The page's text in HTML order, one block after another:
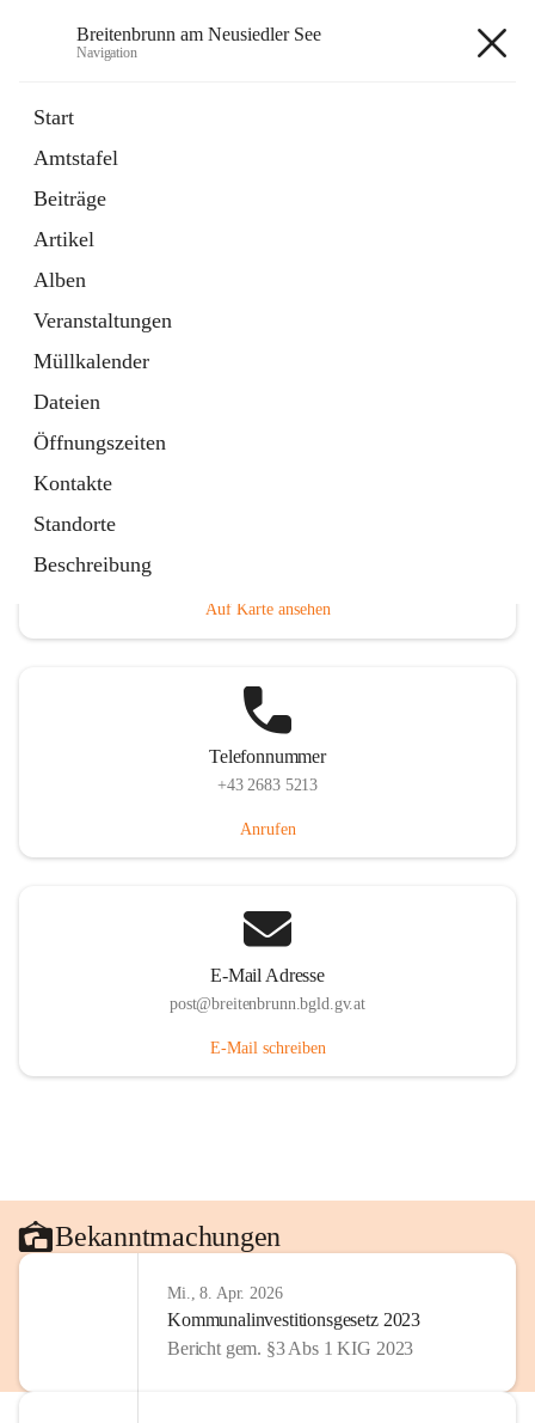
Breitenbrunn am Neusiedler See
Navigation
Start
Amtstafel
Beiträge
Artikel
Alben
Veranstaltungen
Müllkalender
Dateien
Öffnungszeiten
Kontakte
Standorte
Beschreibung
18 Schnellzugriffe
Gemeindeservice
Auf Karte ansehen
Telefonnummer
+43 2683 5213
Anrufen
E-Mail Adresse
post@breitenbrunn.bgld.gv.at
E-Mail schreiben
Bekanntmachungen
Mi., 8. Apr. 2026
Kommunalinvestitionsgesetz 2023
Bericht gem. §3 Abs 1 KIG 2023